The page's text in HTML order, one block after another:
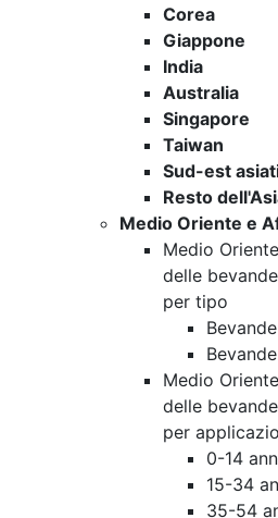
Corea
Giappone
India
Australia
Singapore
Taiwan
Sud-est
Resto
Medio Oriente e
Medio
delle
per tipo
Medio
delle
per
0-14
15-34
35-54